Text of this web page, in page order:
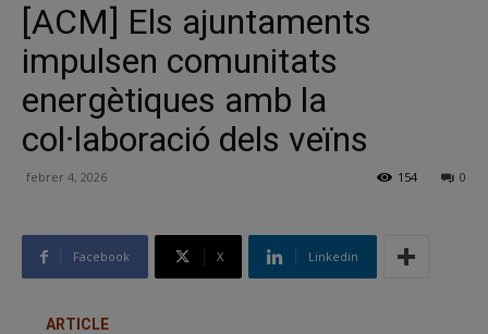
[ACM] Els ajuntaments
impulsen comunitats
energètiques amb la
col·laboració dels veïns
febrer 4, 2026 0
154
Facebook X Linkedin
ARTICLE